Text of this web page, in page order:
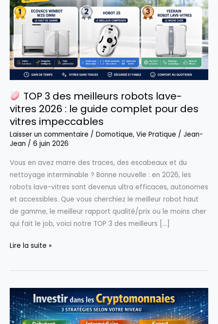
TOP 3 des meilleurs robots lave-
vitres 2026 : le guide complet pour des
vitres impeccables
Laisser un commentaire / Domotique, Vie Pratique / Jean-
Jean / 6 juin 2026
Vous en avez marre des traces, des escabeaux et du
nettoyage interminable ? Bonne nouvelle : en 2026, les
robots lave-vitres sont devenus ultra efficaces, autonomes
et accessibles. Que vous cherchiez le meilleur robot haut
de gamme, le meilleur rapport qualité/prix ou le moins cher
qui fait le job, voici notre TOP 3 des meilleurs […]
3
meilleurs
robots
lave-
Lire la suite »